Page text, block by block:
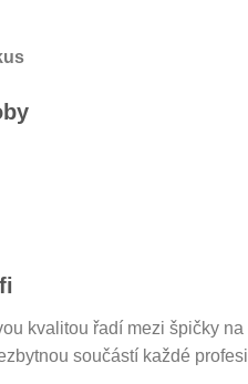
kvalitou řadí mezi špičky
součástí každé